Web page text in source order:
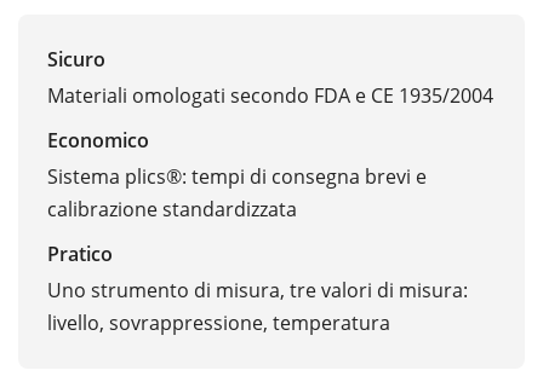
Sicuro
Materiali omologati secondo FDA e CE 1935/2004
Economico
Sistema plics®: tempi di consegna brevi e
calibrazione standardizzata
Pratico
Uno strumento di misura, tre valori di misura:
livello, sovrappressione, temperatura